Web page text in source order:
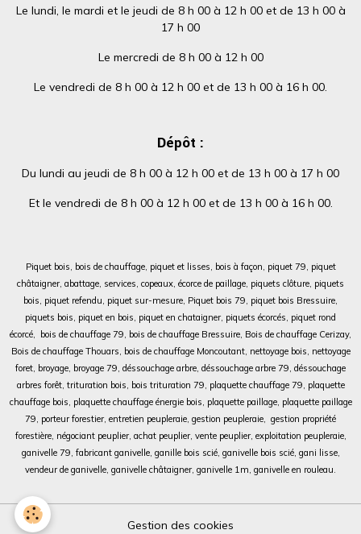
Le lundi, le mardi et le jeudi de 8 h 00 à 12 h 00 et de 13 h 00 à
17 h 00
Le mercredi de 8 h 00 à 12 h 00
Le vendredi de 8 h 00 à 12 h 00 et de 13 h 00 à 16 h 00.
Dépôt :
Du lundi au jeudi de 8 h 00 à 12 h 00 et de 13 h 00 à 17 h 00
Et le vendredi de 8 h 00 à 12 h 00 et de 13 h 00 à 16 h 00.
Piquet bois, bois de chauffage, piquet et lisses, bois à façon, piquet 79, piquet
châtaigner, abattage, services, copeaux, écorce de paillage, piquets clôture, piquets
bois, piquet refendu, piquet sur-mesure, Piquet bois 79, piquet bois Bressuire,
piquets bois, piquet en bois, piquet en chataigner, piquets écorcés, piquet rond
écorcé, bois de chauffage 79, bois de chauffage Bressuire, Bois de chauffage Cerizay,
Bois de chauffage Thouars, bois de chauffage Moncoutant, nettoyage bois, nettoyage
foret, broyage, broyage 79, déssouchage arbre, déssouchage arbre 79, déssouchage
arbres forêt, trituration bois, bois trituration 79, plaquette chauffage 79, plaquette
chauffage bois, plaquette chauffage énergie bois, plaquette paillage, plaquette paillage
79, porteur forestier, entretien peupleraie, gestion peupleraie, gestion propriété
forestière, négociant peuplier, achat peuplier, vente peuplier, exploitation peupleraie,
ganivelle 79, fabricant ganivelle, ganille bois scié, ganivelle bois scié, gani lisse,
vendeur de ganivelle, ganivelle châtaigner, ganivelle 1m, ganivelle en rouleau.
Gestion des cookies